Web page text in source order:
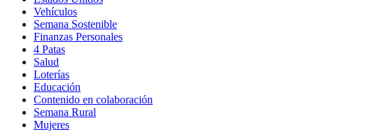
Vehículos
Semana Sostenible
Finanzas Personales
4 Patas
Salud
Loterías
Educación
Contenido en colaboración
Semana Rural
Mujeres